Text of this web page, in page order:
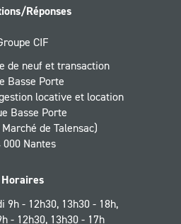
Réponses
CIF
de neuf et transaction
Basse Porte
locative et location
Basse Porte
de Talensac)
000 Nantes
Horaires
9h - 12h30, 13h30 - 18h,
- 12h30, 13h30 - 17h